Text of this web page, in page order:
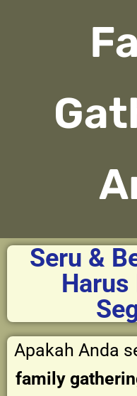
Seru &
Harus
Apakah Anda
family